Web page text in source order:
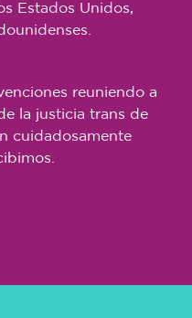
Estados Unidos,
reuniendo a
la justicia trans de
cuidadosamente